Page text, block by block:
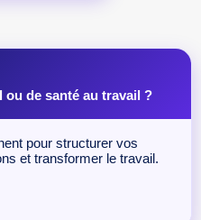
de santé au travail ?
pour structurer vos
et transformer le travail.